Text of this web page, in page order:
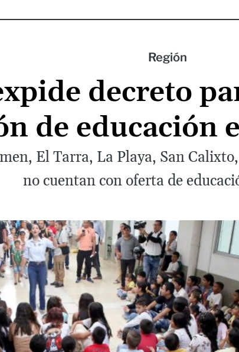
Región
decreto
de educación
El Tarra, La Playa, San
no cuentan con oferta de